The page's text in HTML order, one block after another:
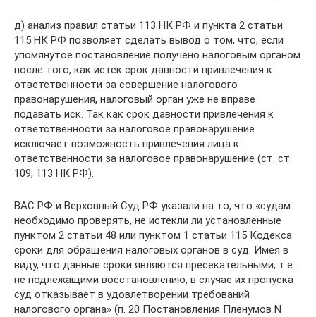
д) анализ правил статьи 113 НК РФ и пункта 2 статьи
115 НК РФ позволяет сделать вывод о том, что, если
упомянутое постановление получено налоговым органом
после того, как истек срок давности привлечения к
ответственности за совершение налогового
правонарушения, налоговый орган уже не вправе
подавать иск. Так как срок давности привлечения к
ответственности за налоговое правонарушение
исключает возможность привлечения лица к
ответственности за налоговое правонарушение (ст. ст.
109, 113 НК РФ).
ВАС РФ и Верховный Суд РФ указали на то, что «судам
необходимо проверять, не истекли ли установленные
пунктом 2 статьи 48 или пунктом 1 статьи 115 Кодекса
сроки для обращения налоговых органов в суд. Имея в
виду, что данные сроки являются пресекательными, т.е.
не подлежащими восстановлению, в случае их пропуска
суд отказывает в удовлетворении требований
налогового органа» (п. 20 Постановления Пленумов N